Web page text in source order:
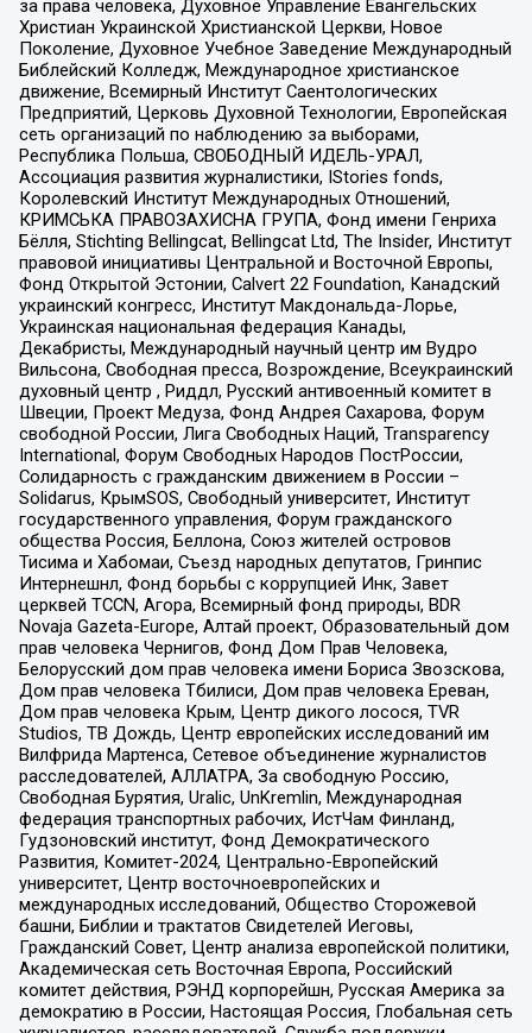
за права человека, Духовное Управление Евангельских
Христиан Украинской Христианской Церкви, Новое
Поколение, Духовное Учебное Заведение Международный
Библейский Колледж, Международное христианское
движение, Всемирный Институт Саентологических
Предприятий, Церковь Духовной Технологии, Европейская
сеть организаций по наблюдению за выборами,
Республика Польша, СВОБОДНЫЙ ИДЕЛЬ-УРАЛ,
Ассоциация развития журналистики, IStories fonds,
Королевский Институт Международных Отношений,
КРИМСЬКА ПРАВОЗАХИСНА ГРУПА, Фонд имени Генриха
Бёлля, Stichting Bellingcat, Bellingcat Ltd, The Insider, Институт
правовой инициативы Центральной и Восточной Европы,
Фонд Открытой Эстонии, Calvert 22 Foundation, Канадский
украинский конгресс, Институт Макдональда-Лорье,
Украинская национальная федерация Канады,
Декабристы, Международный научный центр им Вудро
Вильсона, Свободная пресса, Возрождение, Всеукраинский
духовный центр , Риддл, Русский антивоенный комитет в
Швеции, Проект Медуза, Фонд Андрея Сахарова, Форум
свободной России, Лига Свободных Наций, Transparеncy
International, Форум Свободных Народов ПостРоссии,
Солидарность с гражданским движением в России –
Solidarus, КрымSOS, Свободный университет, Институт
государственного управления, Форум гражданского
общества Россия, Беллона, Союз жителей островов
Тисима и Хабомаи, Съезд народных депутатов, Гринпис
Интернешнл, Фонд борьбы с коррупцией Инк, Завет
церквей TCCN, Агора, Всемирный фонд природы, BDR
Novaja Gazeta-Europe, Алтай проект, Образовательный дом
прав человека Чернигов, Фонд Дом Прав Человека,
Белорусский дом прав человека имени Бориса Звозскова,
Дом прав человека Тбилиси, Дом прав человека Ереван,
Дом прав человека Крым, Центр дикого лосося, TVR
Studios, ТВ Дождь, Центр европейских исследований им
Вилфрида Мартенса, Сетевое объединение журналистов
расследователей, АЛЛАТРА, За свободную Россию,
Свободная Бурятия, Uralic, UnKremlin, Международная
федерация транспортных рабочих, ИстЧам Финланд,
Гудзоновский институт, Фонд Демократического
Развития, Комитет-2024, Центрально-Европейский
университет, Центр восточноевропейских и
международных исследований, Общество Сторожевой
башни, Библии и трактатов Свидетелей Иеговы,
Гражданский Совет, Центр анализа европейской политики,
Академическая сеть Восточная Европа, Российский
комитет действия, РЭНД корпорейшн, Русская Америка за
демократию в России, Настоящая Россия, Глобальная сеть